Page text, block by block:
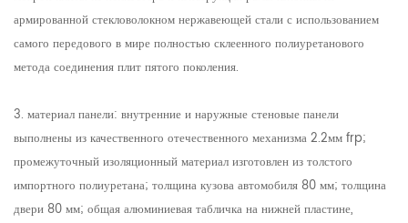
армированной стекловолокном нержавеющей стали с использованием
самого передового в мире полностью склеенного полиуретанового
метода соединения плит пятого поколения.
3. материал панели: внутренние и наружные стеновые панели
выполнены из качественного отечественного механизма 2.2мм frp;
промежуточный изоляционный материал изготовлен из толстого
импортного полиуретана; толщина кузова автомобиля 80 мм; толщина
двери 80 мм; общая алюминиевая табличка на нижней пластине,